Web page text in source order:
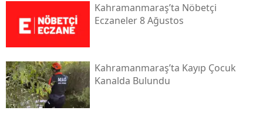
Kahramanmaraş’ta Nöbetçi
Eczaneler 8 Ağustos
Kahramanmaraş’ta Kayıp Çocuk
Kanalda Bulundu